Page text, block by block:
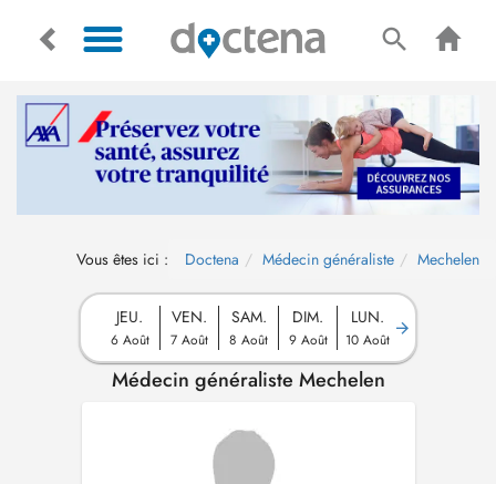
Vous êtes ici : Doctena Médecin généraliste Mechelen
JEU.
6 Août
VEN.
7 Août
SAM.
8 Août
DIM.
9 Août
LUN.
10 Août
Médecin généraliste Mechelen